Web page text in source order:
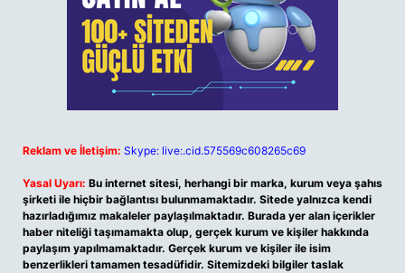
Reklam ve İletişim: Skype: live:.cid.575569c608265c69
Yasal Uyarı: Bu internet sitesi, herhangi bir marka, kurum veya şahıs
şirketi ile hiçbir bağlantısı bulunmamaktadır. Sitede yalnızca kendi
hazırladığımız makaleler paylaşılmaktadır. Burada yer alan içerikler
haber niteliği taşımamakta olup, gerçek kurum ve kişiler hakkında
paylaşım yapılmamaktadır. Gerçek kurum ve kişiler ile isim
benzerlikleri tamamen tesadüfidir. Sitemizdeki bilgiler taslak